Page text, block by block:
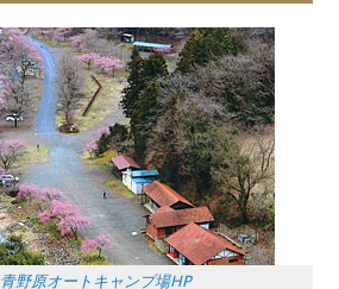
青野原オートキャンプ場HP